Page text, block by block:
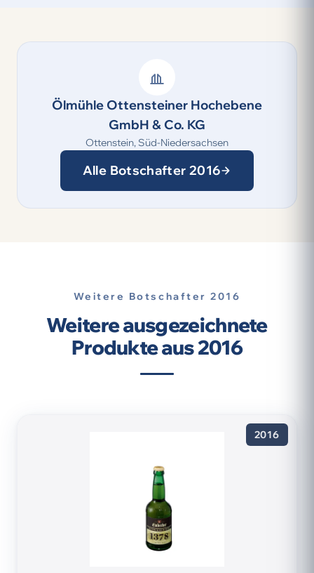
Ölmühle Ottensteiner Hochebene
GmbH & Co. KG
Ottenstein, Süd-Niedersachsen
Alle Botschafter 2016
Weitere Botschafter 2016
Weitere ausgezeichnete
Produkte aus 2016
2016